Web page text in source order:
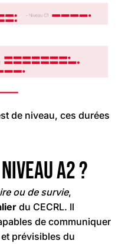
de niveau, ces durées
A2 ?
ou de survie,
du CECRL. Il
de communiquer
prévisibles du